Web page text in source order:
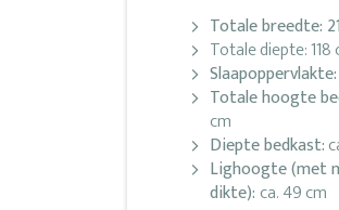
Totale breedte:
Totale diepte: 118
Slaapoppervlakte:
Totale hoogte
cm
Diepte bedkast:
Lighoogte (met
dikte): ca. 49 cm